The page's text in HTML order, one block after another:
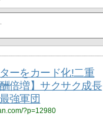
ーをカード化!二重
倍増】サクサク成長
強軍団
?p=12980